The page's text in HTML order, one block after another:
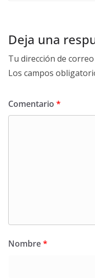
Deja una
Tu dirección de
Los campos
Comentario *
Nombre*